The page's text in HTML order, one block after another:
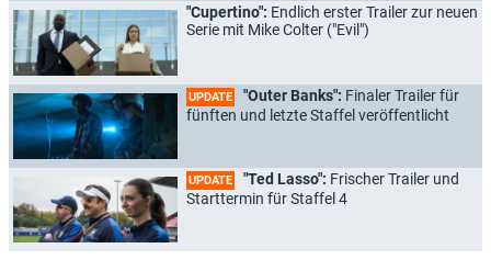
"Cupertino": Endlich erster Trailer zur neuen
Serie mit Mike Colter ("Evil")
UPDATE "Outer Banks": Finaler Trailer für
fünften und letzte Staffel veröffentlicht
UPDATE "Ted Lasso": Frischer Trailer und
Starttermin für Staffel 4